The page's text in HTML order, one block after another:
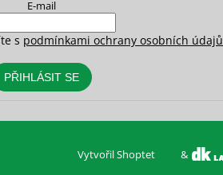
E-mail
s podmínkami ochrany osobních údajů
PŘIHLÁSIT SE
Vytvořil Shoptet &